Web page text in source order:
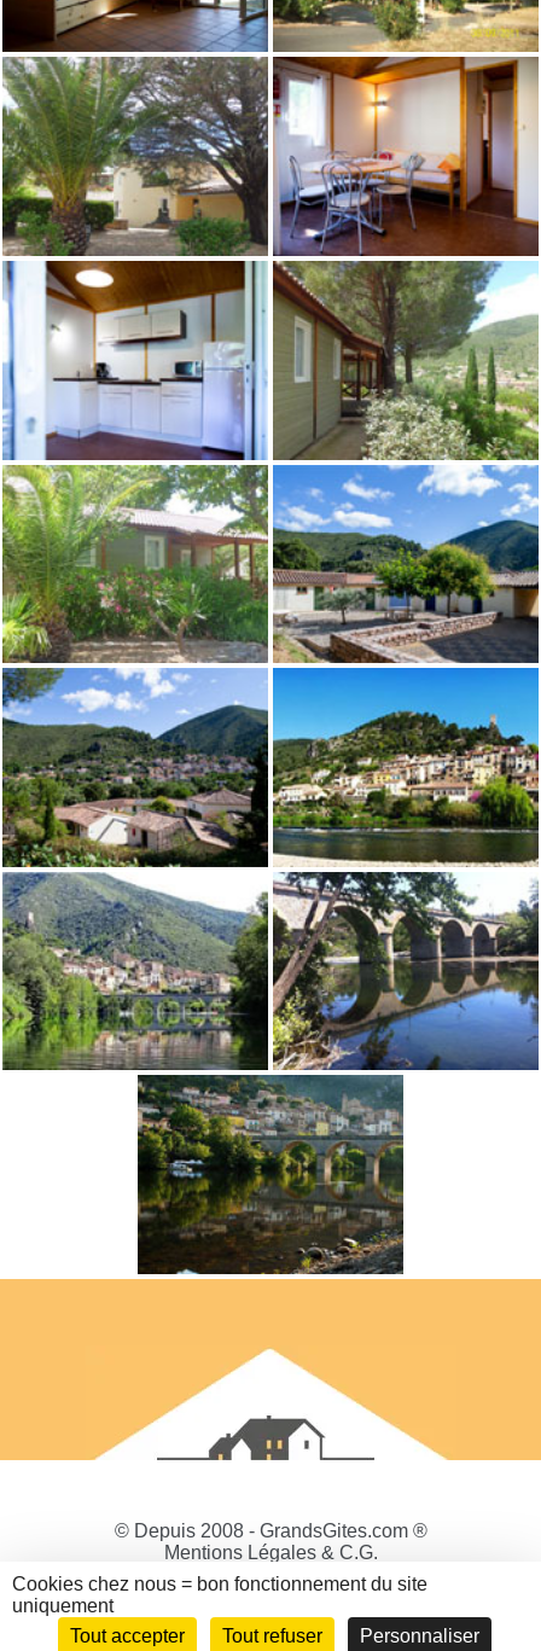
© Depuis 2008 - GrandsGites.com ®
Mentions Légales & C.G.
Politique de Confidentialité
Gestion des cookies
Cookies chez nous = bon fonctionnement du site
uniquement
Tout accepter
Tout refuser Personnaliser